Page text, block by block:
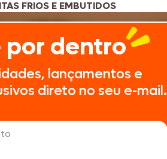
FRIOS E EMBUTIDOS
por dentro
lançamentos e
direto no seu e-mail.